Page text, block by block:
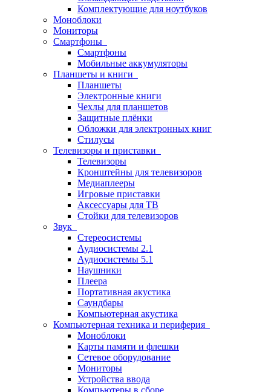
Комплектующие для ноутбуков
Моноблоки
Мониторы
Смартфоны
Смартфоны
Мобильные аккумуляторы
Планшеты и книги
Планшеты
Электронные книги
Чехлы для планшетов
Защитные плёнки
Обложки для электронных книг
Стилусы
Телевизоры и приставки
Телевизоры
Кронштейны для телевизоров
Медиаплееры
Игровые приставки
Аксессуары для ТВ
Стойки для телевизоров
Звук
Стереосистемы
Аудиосистемы 2.1
Аудиосистемы 5.1
Наушники
Плеера
Портативная акустика
Саундбары
Компьютерная акустика
Компьютерная техника и периферия
Моноблоки
Карты памяти и флешки
Сетевое оборудование
Мониторы
Устройства ввода
Компьютеры в сборе